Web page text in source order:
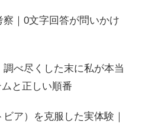
｜0文字回答が問いかけ
べ尽くした末に私が本当
と正しい順番
ア）を克服した実体験｜